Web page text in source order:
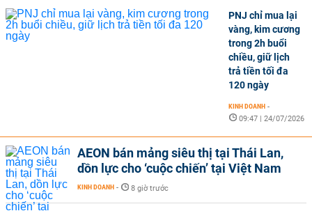
PNJ chỉ mua lại
vàng, kim cương
trong 2h buổi
chiều, giữ lịch
trả tiền tối đa
120 ngày
KINH DOANH -
09:47 | 24/07/2026
AEON bán mảng siêu thị tại Thái Lan,
dồn lực cho ‘cuộc chiến’ tại Việt Nam
KINH DOANH - 8 giờ trước